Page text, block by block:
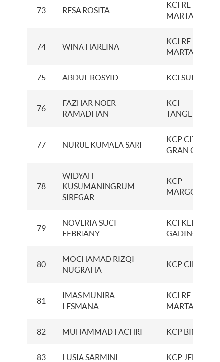
73 RESA ROSITA
KCI RE
74 WINA HARLINA
KCI RE
75 ABDUL ROSYID KCI
76
FAZHAR NOER
RAMADHAN
KCI
TANGERANG
77 NURUL KUMALA SARI
KCP CITRA
GRAN
78
WIDYAH
KUSUMANINGRUM
SIREGAR
KCP
79
NOVERIA SUCI
FEBRIANY
KCI KELAPA
GADING
80
MOCHAMAD RIZQI
NUGRAHA
KCP
81
IMAS MUNIRA
LESMANA
KCI RE
82 MUHAMMAD FACHRI KCP BINJAI
83 LUSIA SARMINI KCP